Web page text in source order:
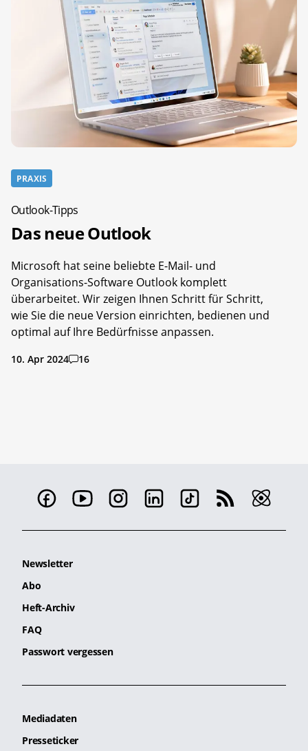
PRAXIS
Outlook-Tipps
Das neue Outlook
Microsoft hat seine beliebte E-Mail- und
Organisations-Software Outlook komplett
überarbeitet. Wir zeigen Ihnen Schritt für Schritt,
wie Sie die neue Version einrichten, bedienen und
optimal auf Ihre Bedürfnisse anpassen.
10. Apr 2024 16
Newsletter
Abo
Heft-Archiv
FAQ
Passwort vergessen
Mediadaten
Presseticker